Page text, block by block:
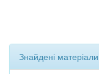
Знайдені